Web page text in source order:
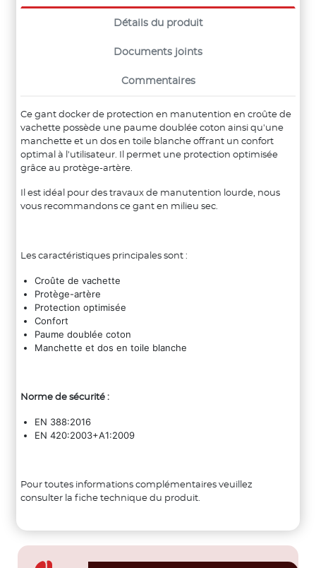
Détails du produit
Documents joints
Commentaires
Ce gant docker de protection en manutention en croûte de
vachette possède une paume doublée coton ainsi qu'une
manchette et un dos en toile blanche offrant un confort
optimal à l'utilisateur. Il permet une protection optimisée
grâce au protège-artère.
Il est idéal pour des travaux de manutention lourde, nous
vous recommandons ce gant en milieu sec.
Les caractéristiques principales sont :
Croûte de vachette
Protège-artère
Protection optimisée
Confort
Paume doublée coton
Manchette et dos en toile blanche
Norme de sécurité :
EN 388:2016
EN 420:2003+A1:2009
Pour toutes informations complémentaires veuillez
consulter la fiche technique du produit.